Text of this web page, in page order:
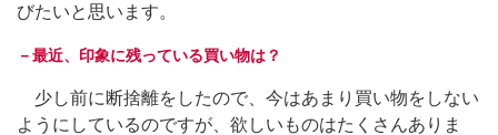
びたいと思います。
－最近、印象に残っている買い物は？
少し前に断捨離をしたので、今はあまり買い物をしない
ようにしているのですが、欲しいものはたくさんありま